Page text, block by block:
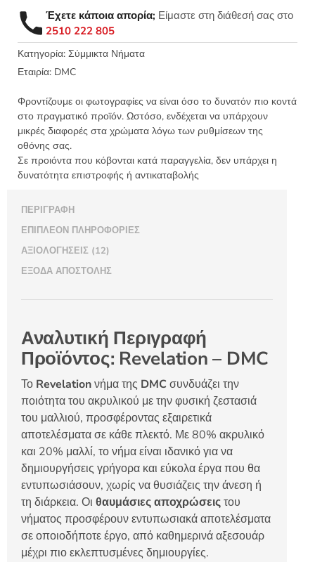
150γρ.
Νήμα
σύμμικτο
150γρ.
520μ.
Έχετε κάποια απορία; Είμαστε στη διάθεσή σας στο
2510 222 805
Κατηγορία: Σύμμικτα Νήματα
Εταιρία: DMC
Φροντίζουμε οι φωτογραφίες να είναι όσο το δυνατόν πιο κοντά
στο πραγματικό προϊόν. Ωστόσο, ενδέχεται να υπάρχουν
μικρές διαφορές στα χρώματα λόγω των ρυθμίσεων της
οθόνης σας.
Σε προιόντα που κόβονται κατά παραγγελία, δεν υπάρχει η
δυνατότητα επιστροφής ή αντικαταβολής
ΠΕΡΙΓΡΑΦΉ
ΕΠΙΠΛΈΟΝ ΠΛΗΡΟΦΟΡΊΕΣ
ΑΞΙΟΛΟΓΉΣΕΙΣ (12)
ΈΞΟΔΑ ΑΠΟΣΤΟΛΉΣ
Αναλυτική Περιγραφή
Προϊόντος: Revelation – DMC
Το Revelationνήμα της DMCσυνδυάζει την
ποιότητα του ακρυλικού με την φυσική ζεστασιά
του μαλλιού, προσφέροντας εξαιρετικά
αποτελέσματα σε κάθε πλεκτό. Με 80% ακρυλικό
και 20% μαλλί, το νήμα είναι ιδανικό για να
δημιουργήσεις γρήγορα και εύκολα έργα που θα
εντυπωσιάσουν, χωρίς να θυσιάζεις την άνεση ή
τη διάρκεια. Οι θαυμάσιες αποχρώσειςτου
νήματος προσφέρουν εντυπωσιακά αποτελέσματα
σε οποιοδήποτε έργο, από καθημερινά αξεσουάρ
μέχρι πιο εκλεπτυσμένες δημιουργίες.